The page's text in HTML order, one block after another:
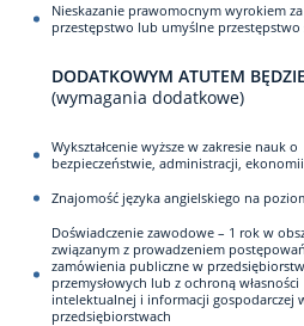
Nieskazanie prawomocnym wyrokiem
przestępstwo lub umyślne
DODATKOWYM ATUTEM BĘDZIE
(wymagania dodatkowe)
Wykształcenie wyższe w zakresie nauk o
bezpieczeństwie, administracji, ekonomii
Znajomość języka angielskiego na
Doświadczenie zawodowe – 1 rok w
związanym z prowadzeniem
zamówienia publiczne w
przemysłowych lub z ochroną własności
intelektualnej i informacji gospodarczej
przedsiębiorstwach